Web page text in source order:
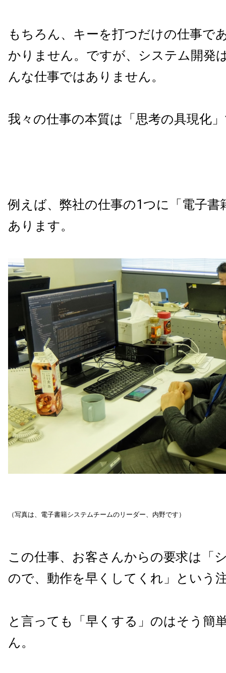
もちろん、キーを打つだけの仕事で
かりません。ですが、システム開発
んな仕事ではありません。
我々の仕事の本質は「思考の具現化
例えば、弊社の仕事の1つに「電子書
あります。
（写真は、電子書籍システムチームのリーダー、内野です）
この仕事、お客さんからの要求は「
ので、動作を早くしてくれ」という
と言っても「早くする」のはそう簡
ん。